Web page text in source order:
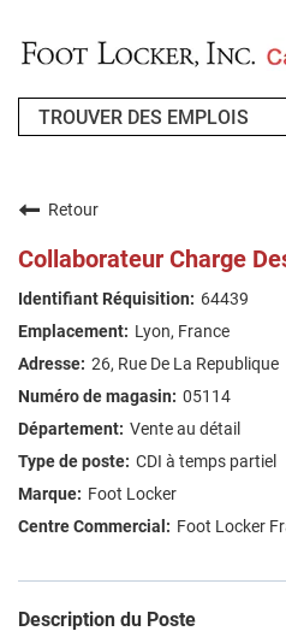
FAQ
RECHERCHE DE TRAVAIL
Retour
Collaborateur Charge
64439
Lyon, France
26, Rue De La Republique
05114
Vente au détail
CDI à temps partiel
Foot Locker
Foot Locker
Description du Poste